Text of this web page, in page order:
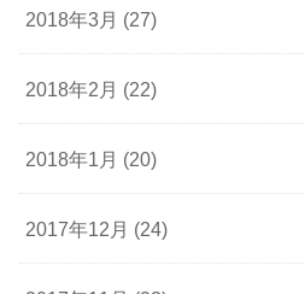
2018年3月 (27)
2018年2月 (22)
2018年1月 (20)
2017年12月 (24)